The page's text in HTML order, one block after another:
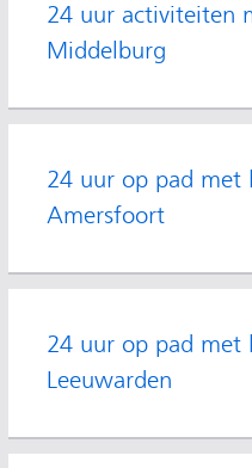
24 uur activiteiten
Middelburg
24 uur op pad met
Amersfoort
24 uur op pad met
Leeuwarden